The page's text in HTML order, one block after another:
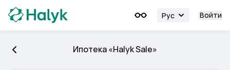
Рус Войти
Ипотека «Halyk Sale»